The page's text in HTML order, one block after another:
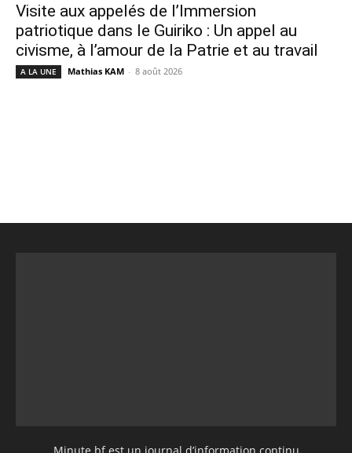
Visite aux appelés de l’Immersion
patriotique dans le Guiriko : Un appel au
civisme, à l’amour de la Patrie et au travail
A LA UNE Mathias KAM - 8 août 2026